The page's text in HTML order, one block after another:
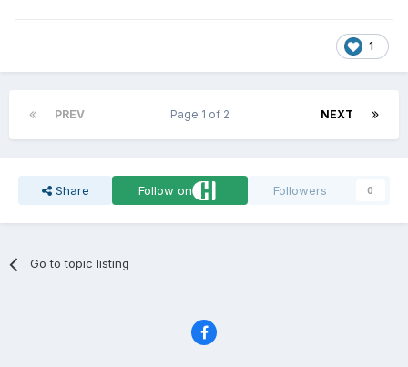
1
PREV NEXT
Page 1 of 2
Share Follow on Followers 0
Go to topic listing